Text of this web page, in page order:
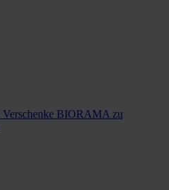
Verschenke BIORAMA zu